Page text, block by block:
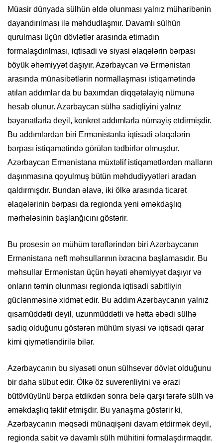
Müasir dünyada sülhün əldə olunması yalnız müharibənin
dayandırılması ilə məhdudlaşmır. Davamlı sülhün
qurulması üçün dövlətlər arasında etimadın
formalaşdırılması, iqtisadi və siyasi əlaqələrin bərpası
böyük əhəmiyyət daşıyır. Azərbaycan və Ermənistan
arasında münasibətlərin normallaşması istiqamətində
atılan addımlar da bu baxımdan diqqətəlayiq nümunə
hesab olunur. Azərbaycan sülhə sadiqliyini yalnız
bəyanatlarla deyil, konkret addımlarla nümayiş etdirmişdir.
Bu addımlardan biri Ermənistanla iqtisadi əlaqələrin
bərpası istiqamətində görülən tədbirlər olmuşdur.
Azərbaycan Ermənistana müxtəlif istiqamətlərdən malların
daşınmasına qoyulmuş bütün məhdudiyyətləri aradan
qaldırmışdır. Bundan əlavə, iki ölkə arasında ticarət
əlaqələrinin bərpası da regionda yeni əməkdaşlıq
mərhələsinin başlanğıcını göstərir.
Bu prosesin ən mühüm tərəflərindən biri Azərbaycanın
Ermənistana neft məhsullarının ixracına başlamasıdır. Bu
məhsullar Ermənistan üçün həyati əhəmiyyət daşıyır və
onların təmin olunması regionda iqtisadi sabitliyin
güclənməsinə xidmət edir. Bu addım Azərbaycanın yalnız
qısamüddətli deyil, uzunmüddətli və hətta əbədi sülhə
sadiq olduğunu göstərən mühüm siyasi və iqtisadi qərar
kimi qiymətləndirilə bilər.
Azərbaycanın bu siyasəti onun sülhsevər dövlət olduğunu
bir daha sübut edir. Ölkə öz suverenliyini və ərazi
bütövlüyünü bərpa etdikdən sonra belə qarşı tərəfə sülh və
əməkdaşlıq təklif etmişdir. Bu yanaşma göstərir ki,
Azərbaycanın məqsədi münaqişəni davam etdirmək deyil,
regionda sabit və davamlı sülh mühitini formalaşdırmaqdır.